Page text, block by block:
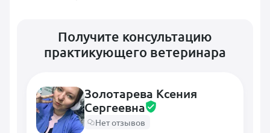
Получите консультацию
практикующего ветеринара
Золотарева Ксения
Сергеевна
Нет отзывов